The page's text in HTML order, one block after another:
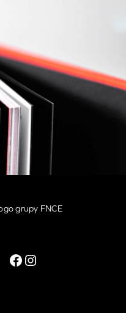
Facebook
Instagram